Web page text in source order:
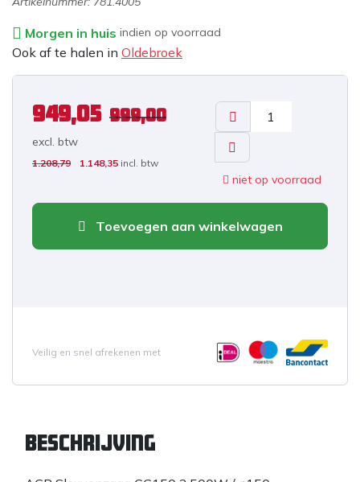
Morgen in huis indien op voorraad
Ook af te halen in Oldebroek
949,05 999,00
excl. btw
1.208,79 1.148,35 incl. btw
niet op voorraad
Toevoegen aan winkelwagen
Veilig en snel afrekenen met
Beschrijving